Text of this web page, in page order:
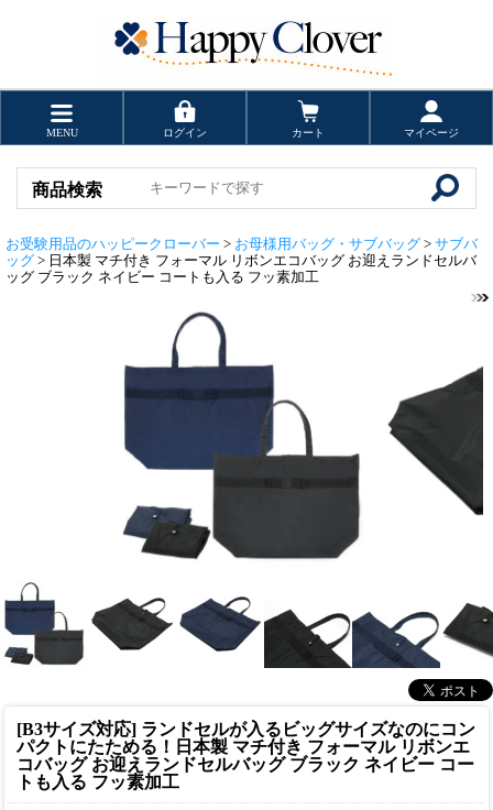
MENU ログイン カート マイページ
商品検索
お受験用品のハッピークローバー > お母様用バッグ・サブバッグ > サブバ
ッグ > 日本製 マチ付き フォーマル リボンエコバッグ お迎えランドセルバ
ッグ ブラック ネイビー コートも入る フッ素加工
[B3サイズ対応] ランドセルが入るビッグサイズなのにコン
パクトにたためる！ 日本製 マチ付き フォーマル リボンエ
コバッグ お迎えランドセルバッグ ブラック ネイビー コー
トも入る フッ素加工